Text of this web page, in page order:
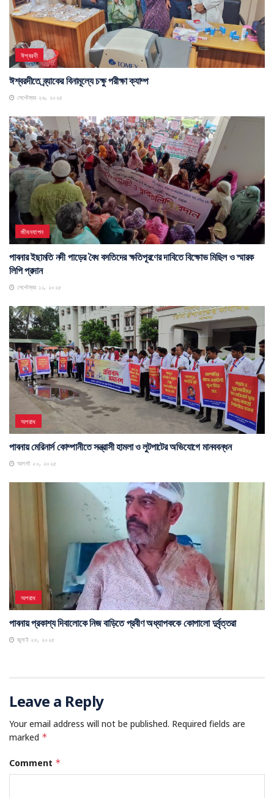
ঈশ্বরদী
ঈশ্বরদীতে ব্র্যাকের বিনামূল্যে চক্ষু পরীক্ষা ক্যাম্প
সেপ্টেম্বর ২৬, ২০২৫
জীবনযাপন
পাবনার ইছামতি নদী পাড়ের বৈধ বসতিদের ক্ষতিপূরণের দাবিতে বিক্ষোভ মিছিল ও স্মারক
লিপি প্রদান
সেপ্টেম্বর ১১, ২০২৫
অপরাধ
পাবনায় মেরিনার্স কোম্পানীতে সন্ত্রাসী হামলা ও লুটপাটের অভিযোগে মানববন্ধন
আগস্ট ২০, ২০২৫
অপরাধ
পাবনায় প্রকাশ্য দিবালোকে নিজ বাড়িতে প্রবীণ অধ্যাপককে কোপালো দুর্বৃত্তরা
জুলাই ২৮, ২০২৫
Leave a Reply
Your email address will not be published. Required fields are
marked *
Comment *